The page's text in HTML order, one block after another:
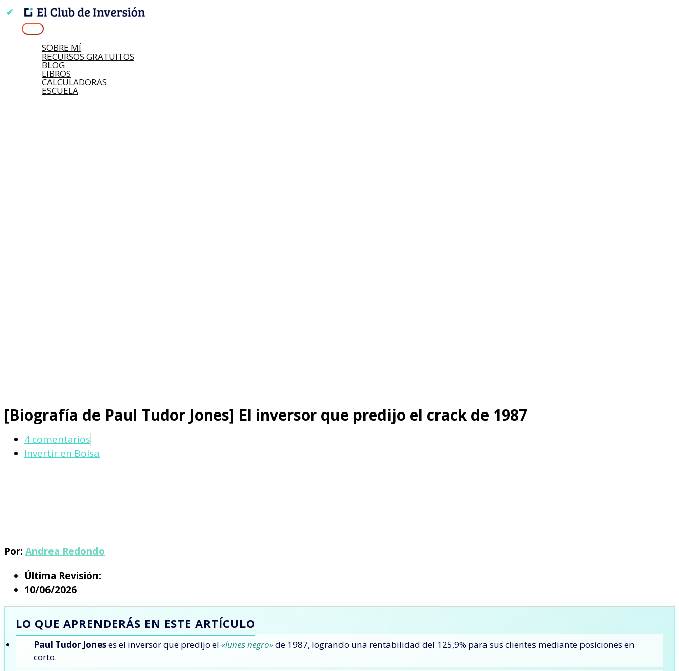
contenido
Menú
principal
SOBRE MÍ
RECURSOS GRATUITOS
BLOG
LIBROS
CALCULADORAS
ESCUELA
[Biografía de Paul Tudor Jones] El inversor que predijo el crack de 1987
4 comentarios
Invertir en Bolsa
Por: Andrea Redondo
Última Revisión:
10/06/2026
LO QUE APRENDERÁS EN ESTE ARTÍCULO
Paul Tudor Joneses el inversor que predijo el «lunes negro»de 1987, logrando una rentabilidad del 125,9% para sus clientes mediante posiciones en
corto.
Nombre*
Correo
electrónico*
Web
Escribe
aquí...
Buscar